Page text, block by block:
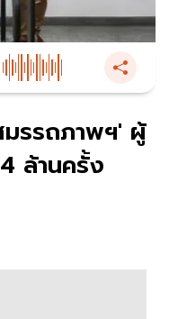
รรถภาพฯ' ผู้
ล้านครั้ง